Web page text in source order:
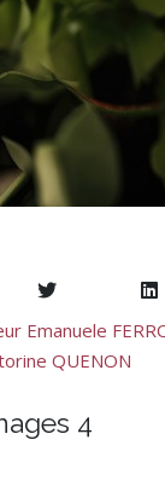
Emanuele
QUENON
4